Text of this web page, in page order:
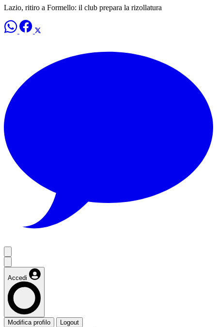
Lazio, ritiro a Formello: il club prepara la rizollatura
Accedi
Modifica profilo Logout